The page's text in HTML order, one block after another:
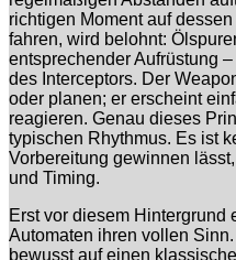
richtigen Moment auf
fahren, wird belohnt:
entsprechender Aufrüstung
des Interceptors. Der
oder planen; er erscheint
reagieren. Genau dieses
typischen Rhythmus. Es ist
Vorbereitung gewinnen
und Timing.
Erst vor diesem Hintergrund
Automaten ihren vollen Sinn.
bewusst auf einen